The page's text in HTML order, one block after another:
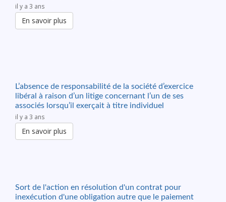
il y a 3 ans
En savoir plus
L’absence de responsabilité de la société d’exercice
libéral à raison d’un litige concernant l’un de ses
associés lorsqu’il exerçait à titre individuel
il y a 3 ans
En savoir plus
Sort de l'action en résolution d'un contrat pour
inexécution d'une obligation autre que le paiement